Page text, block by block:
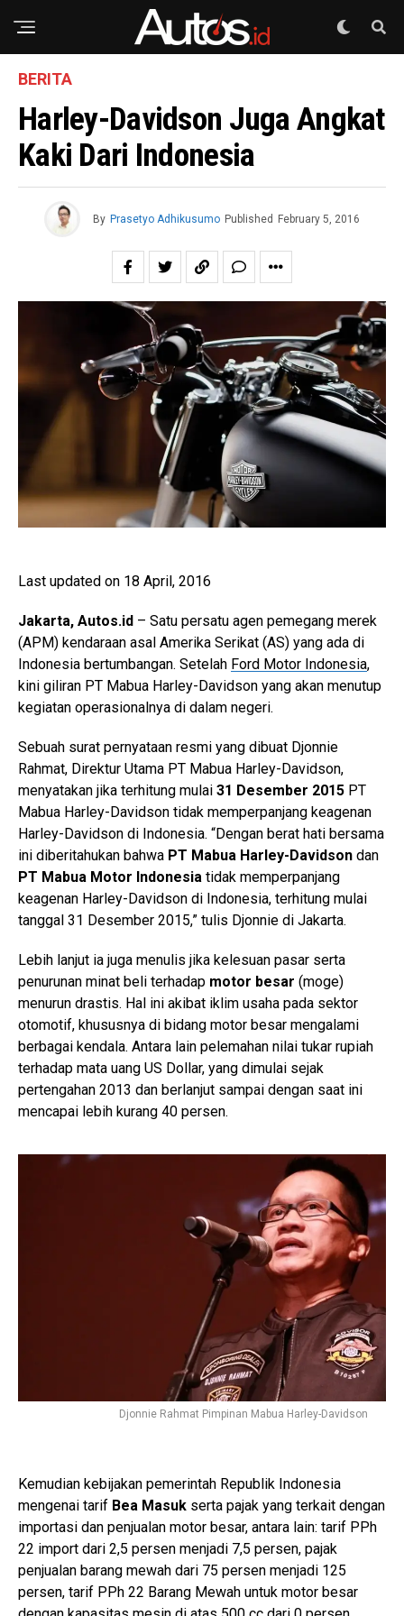
BERITA
Harley-Davidson Juga Angkat
Kaki Dari Indonesia
By Prasetyo Adhikusumo Published February 5, 2016
Last updated on 18 April, 2016
Jakarta, Autos.id – Satu persatu agen pemegang merek
(APM) kendaraan asal Amerika Serikat (AS) yang ada di
Indonesia bertumbangan. Setelah Ford Motor Indonesia,
kini giliran PT Mabua Harley-Davidson yang akan menutup
kegiatan operasionalnya di dalam negeri.
Sebuah surat pernyataan resmi yang dibuat Djonnie
Rahmat, Direktur Utama PT Mabua Harley-Davidson,
menyatakan jika terhitung mulai 31 Desember 2015 PT
Mabua Harley-Davidson tidak memperpanjang keagenan
Harley-Davidson di Indonesia. “Dengan berat hati bersama
ini diberitahukan bahwa PT Mabua Harley-Davidson dan
PT Mabua Motor Indonesia tidak memperpanjang
keagenan Harley-Davidson di Indonesia, terhitung mulai
tanggal 31 Desember 2015,” tulis Djonnie di Jakarta.
Lebih lanjut ia juga menulis jika kelesuan pasar serta
penurunan minat beli terhadap motor besar (moge)
menurun drastis. Hal ini akibat iklim usaha pada sektor
otomotif, khususnya di bidang motor besar mengalami
berbagai kendala. Antara lain pelemahan nilai tukar rupiah
terhadap mata uang US Dollar, yang dimulai sejak
pertengahan 2013 dan berlanjut sampai dengan saat ini
mencapai lebih kurang 40 persen.
Djonnie Rahmat Pimpinan Mabua Harley-Davidson
Kemudian kebijakan pemerintah Republik Indonesia
mengenai tarif Bea Masuk serta pajak yang terkait dengan
importasi dan penjualan motor besar, antara lain: tarif PPh
22 import dari 2,5 persen menjadi 7,5 persen, pajak
penjualan barang mewah dari 75 persen menjadi 125
persen, tarif PPh 22 Barang Mewah untuk motor besar